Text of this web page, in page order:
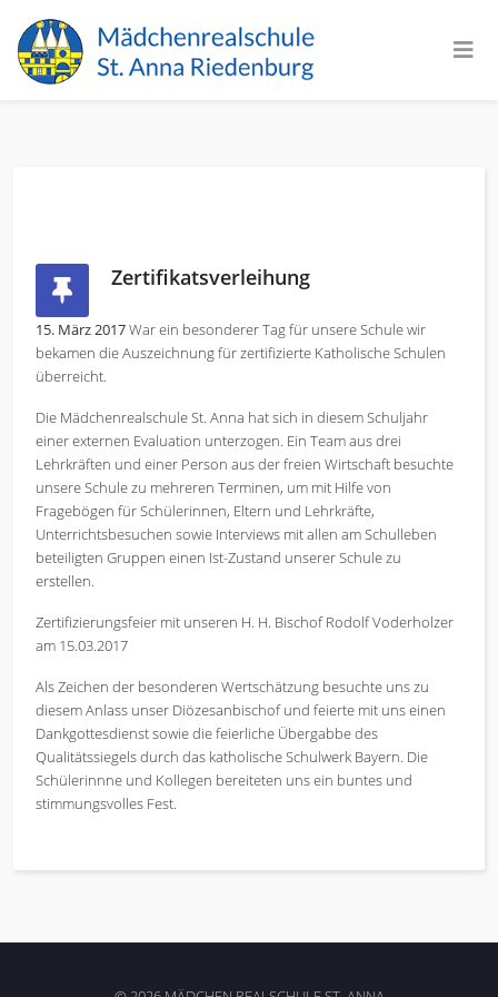
Zertifikatsverleihung
15. März 2017War ein besonderer Tag für unsere Schule wir
bekamen die Auszeichnung für zertifizierte Katholische Schulen
überreicht.
Die Mädchenrealschule St. Anna hat sich in diesem Schuljahr
einer externen Evaluation unterzogen. Ein Team aus drei
Lehrkräften und einer Person aus der freien Wirtschaft besuchte
unsere Schule zu mehreren Terminen, um mit Hilfe von
Fragebögen für Schülerinnen, Eltern und Lehrkräfte,
Unterrichtsbesuchen sowie Interviews mit allen am Schulleben
beteiligten Gruppen einen Ist-Zustand unserer Schule zu
erstellen.
Zertifizierungsfeier mit unseren H. H. Bischof Rodolf Voderholzer
am 15.03.2017
Als Zeichen der besonderen Wertschätzung besuchte uns zu
diesem Anlass unser Diözesanbischof und feierte mit uns einen
Dankgottesdienst sowie die feierliche Übergabbe des
Qualitätssiegels durch das katholische Schulwerk Bayern. Die
Schülerinnne und Kollegen bereiteten uns ein buntes und
stimmungsvolles Fest.